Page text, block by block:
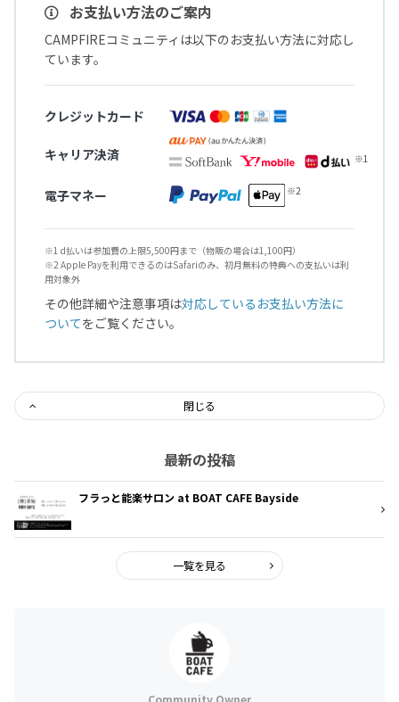
お支払い方法のご案内
CAMPFIREコミュニティは以下のお支払い方法に対応し
ています。
クレジットカード
キャリア決済
電子マネー
※1 d払いは参加費の上限5,500円まで（物販の場合は1,100円）
※2 Apple Payを利用できるのはSafariのみ、初月無料の特典への支払いは利
用対象外
その他詳細や注意事項は対応しているお支払い方法に
ついてをご覧ください。
閉じる
最新の投稿
フラっと能楽サロン at BOAT CAFE Bayside
一覧を見る